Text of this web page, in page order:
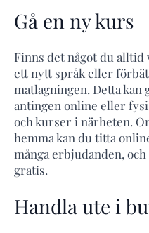
Gå en ny kurs
Finns det något du alltid
ett nytt språk eller
matlagningen. Detta kan
antingen online eller
och kurser i närheten.
hemma kan du titta
många erbjudanden,
gratis.
Handla ute i